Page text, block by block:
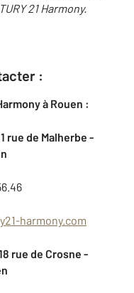
21 Harmony.
:
à Rouen :
rue de Malherbe -
harmony.com
rue de Crosne -